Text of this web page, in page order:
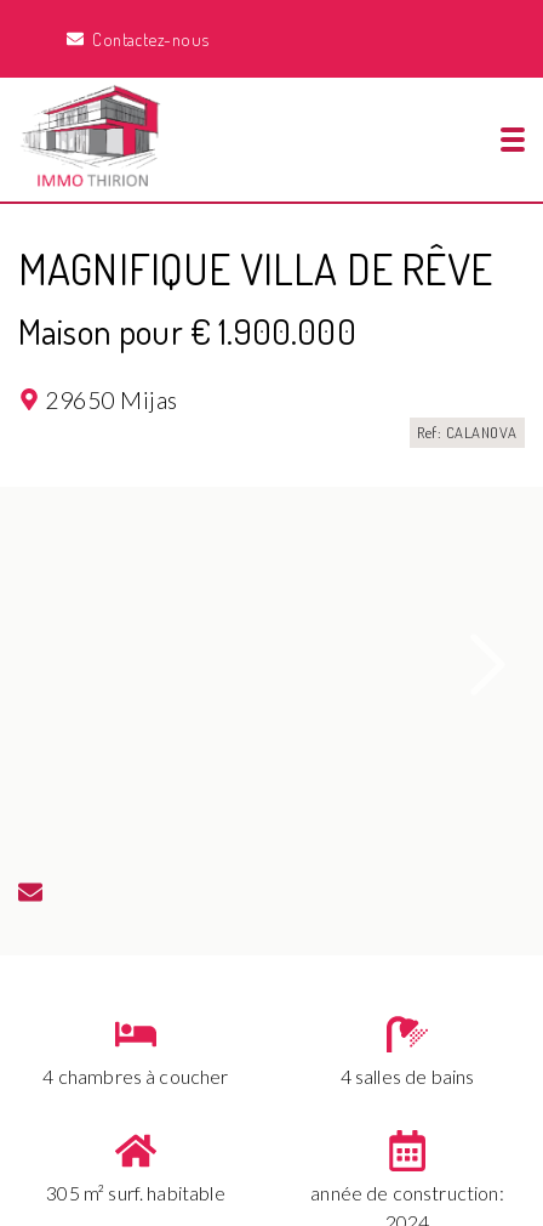
Contactez-nous
MAGNIFIQUE VILLA DE RÊVE
Maison pour € 1.900.000
29650 Mijas
Ref: CALANOVA
4 chambres à coucher 4 salles de bains
305 m² surf. habitable
année de construction:
2024